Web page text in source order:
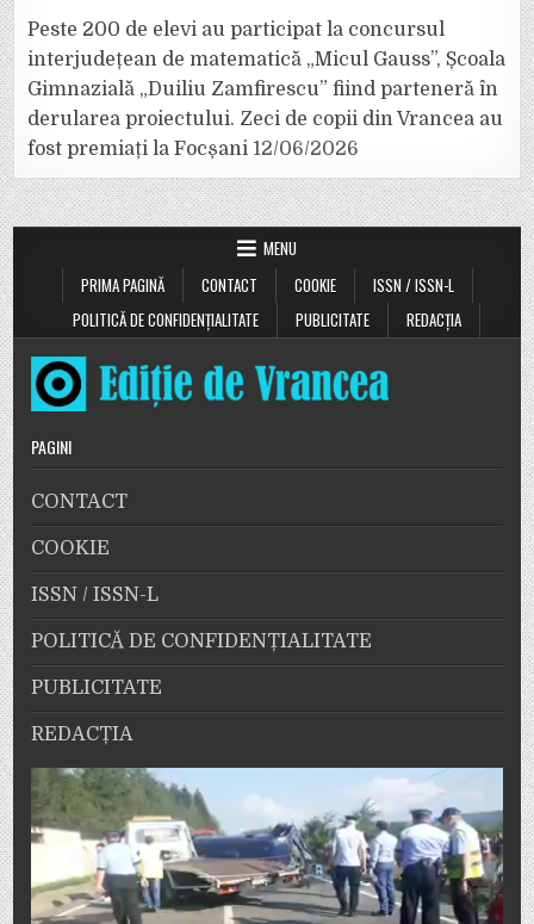
Peste 200 de elevi au participat la concursul
interjudețean de matematică „Micul Gauss”, Școala
Gimnazială „Duiliu Zamfirescu” fiind parteneră în
derularea proiectului. Zeci de copii din Vrancea au
fost premiați la Focșani 12/06/2026
MENU
PRIMA PAGINĂ
CONTACT COOKIE
ISSN / ISSN-L
POLITICĂ DE CONFIDENȚIALITATE
PUBLICITATE REDACȚIA
PAGINI
CONTACT
COOKIE
ISSN / ISSN-L
POLITICĂ DE CONFIDENȚIALITATE
PUBLICITATE
REDACȚIA